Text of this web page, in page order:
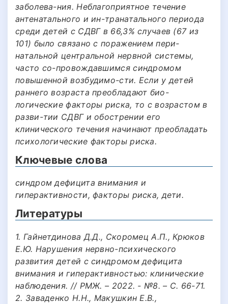
заболева-ния. Неблагоприятное течение
антенатального и ин-транатального периода
среди детей с СДВГ в 66,3% случаев (67 из
101) было связано с поражением пери-
натальной центральной нервной системы,
часто со-провождавшимся синдромом
повышенной возбудимо-сти. Если у детей
раннего возраста преобладают био-
логические факторы риска, то с возрастом в
разви-тии СДВГ и обострении его
клинического течения начинают преобладать
психологические факторы риска.
Ключевые слова
синдром дефицита внимания и
гиперактивности, факторы риска, дети.
Литературы
1. Гайнетдинова Д.Д., Скоромец А.П., Крюков
Е.Ю. Нарушения нервно-психического
развития детей с синдромом дефицита
внимания и гиперактивностью: клинические
наблюдения. // РМЖ. – 2022. - №8. – С. 66-71.
2. Заваденко Н.Н., Макушкин Е.В.,